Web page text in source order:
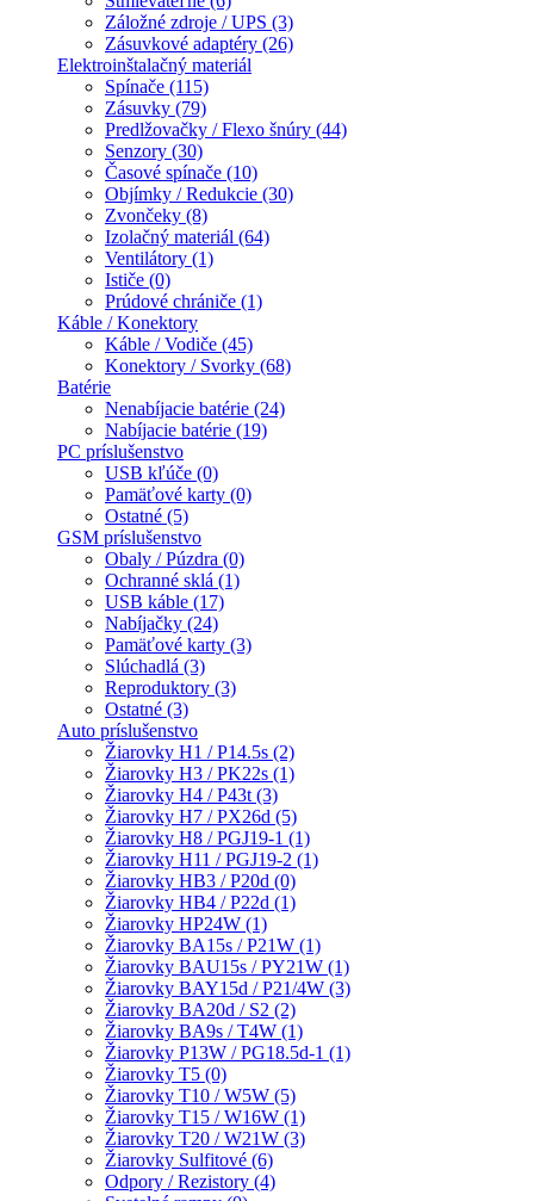
Záložné zdroje / UPS (3)
Zásuvkové adaptéry (26)
Elektroinštalačný materiál
Spínače (115)
Zásuvky (79)
Predlžovačky / Flexo šnúry (44)
Senzory (30)
Časové spínače (10)
Objímky / Redukcie (30)
Zvončeky (8)
Izolačný materiál (64)
Ventilátory (1)
Ističe (0)
Prúdové chrániče (1)
Káble / Konektory
Káble / Vodiče (45)
Konektory / Svorky (68)
Batérie
Nenabíjacie batérie (24)
Nabíjacie batérie (19)
PC príslušenstvo
USB kľúče (0)
Pamäťové karty (0)
Ostatné (5)
GSM príslušenstvo
Obaly / Púzdra (0)
Ochranné sklá (1)
USB káble (17)
Nabíjačky (24)
Pamäťové karty (3)
Slúchadlá (3)
Reproduktory (3)
Ostatné (3)
Auto príslušenstvo
Žiarovky H1 / P14.5s (2)
Žiarovky H3 / PK22s (1)
Žiarovky H4 / P43t (3)
Žiarovky H7 / PX26d (5)
Žiarovky H8 / PGJ19-1 (1)
Žiarovky H11 / PGJ19-2 (1)
Žiarovky HB3 / P20d (0)
Žiarovky HB4 / P22d (1)
Žiarovky HP24W (1)
Žiarovky BA15s / P21W (1)
Žiarovky BAU15s / PY21W (1)
Žiarovky BAY15d / P21/4W (3)
Žiarovky BA20d / S2 (2)
Žiarovky BA9s / T4W (1)
Žiarovky P13W / PG18.5d-1 (1)
Žiarovky T5 (0)
Žiarovky T10 / W5W (5)
Žiarovky T15 / W16W (1)
Žiarovky T20 / W21W (3)
Žiarovky Sulfitové (6)
Odpory / Rezistory (4)